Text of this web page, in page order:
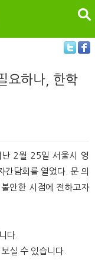
검색
요하나, 한학
난 2월 25일 서울시 영
간담회를 열었다. 문 의
안한 시점에 전하고자
다.
실 수 있습니다.